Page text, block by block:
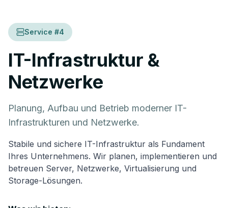
Service #4
IT-Infrastruktur &
Netzwerke
Planung, Aufbau und Betrieb moderner IT-
Infrastrukturen und Netzwerke.
Stabile und sichere IT-Infrastruktur als Fundament
Ihres Unternehmens. Wir planen, implementieren und
betreuen Server, Netzwerke, Virtualisierung und
Storage-Lösungen.